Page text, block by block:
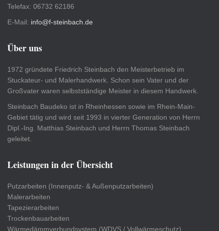
Telefax: 06732 62186
E-Mail: info@f-steinbach.de
Über uns
1972 gründete Friedrich Steinbach den Meisterbetrieb im
Stuckateur- und Malerhandwerk. Schon sein Vater und der
Großvater waren selbstständige Meister in diesem Handwerk.
Steinbach Baudeko ist in Rheinhessen sowie im Rhein-Main-
Gebiet tätig und wird seit 1993 in vierter Generation von Herrn
Dipl.-Ing. Matthias Steinbach und Herrn Thomas Steinbach
geleitet.
Leistungen in der Übersicht
Putzarbeiten (Innenputz- & Außenputzarbeiten)
Malerarbeiten
Tapezierarbeiten
Trockenbauarbeiten
Wärmedämmverbundsystem (WDVS / Vollwärmeschutz)